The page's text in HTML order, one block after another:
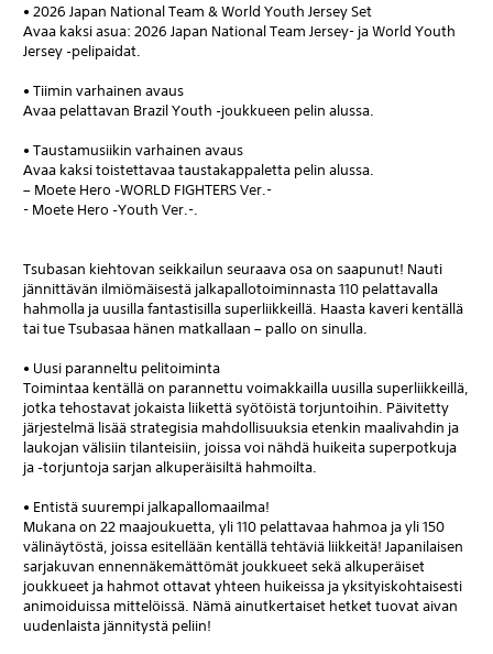
• 2026 Japan National Team & World Youth Jersey Set
Avaa kaksi asua: 2026 Japan National Team Jersey- ja World Youth
Jersey ‑pelipaidat.
• Tiimin varhainen avaus
Avaa pelattavan Brazil Youth ‑joukkueen pelin alussa.
• Taustamusiikin varhainen avaus
Avaa kaksi toistettavaa taustakappaletta pelin alussa.
– Moete Hero ‑WORLD FIGHTERS Ver.-
- Moete Hero ‑Youth Ver.-.
Tsubasan kiehtovan seikkailun seuraava osa on saapunut! Nauti
jännittävän ilmiömäisestä jalkapallotoiminnasta 110 pelattavalla
hahmolla ja uusilla fantastisilla superliikkeillä. Haasta kaveri kentällä
tai tue Tsubasaa hänen matkallaan – pallo on sinulla.
• Uusi paranneltu pelitoiminta
Toimintaa kentällä on parannettu voimakkailla uusilla superliikkeillä,
jotka tehostavat jokaista liikettä syötöistä torjuntoihin. Päivitetty
järjestelmä lisää strategisia mahdollisuuksia etenkin maalivahdin ja
laukojan välisiin tilanteisiin, joissa voi nähdä huikeita superpotkuja
ja ‑torjuntoja sarjan alkuperäisiltä hahmoilta.
• Entistä suurempi jalkapallomaailma!
Mukana on 22 maajoukuetta, yli 110 pelattavaa hahmoa ja yli 150
välinäytöstä, joissa esitellään kentällä tehtäviä liikkeitä! Japanilaisen
sarjakuvan ennennäkemättömät joukkueet sekä alkuperäiset
joukkueet ja hahmot ottavat yhteen huikeissa ja yksityiskohtaisesti
animoiduissa mittelöissä. Nämä ainutkertaiset hetket tuovat aivan
uudenlaista jännitystä peliin!